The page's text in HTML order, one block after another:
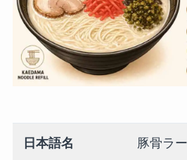
日本語名 豚骨ラ